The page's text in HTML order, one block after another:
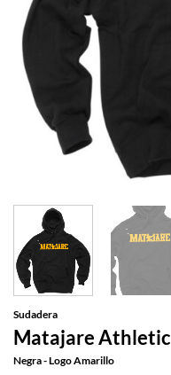
Sudadera
Matajare Athletic
Negra - Logo Amarillo